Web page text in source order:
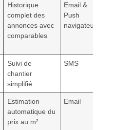
Historique
complet des
annonces avec
comparables
Email &
Push
navigateur
Suivi de
chantier
simplifié
SMS
Estimation
automatique du
prix au m²
Email